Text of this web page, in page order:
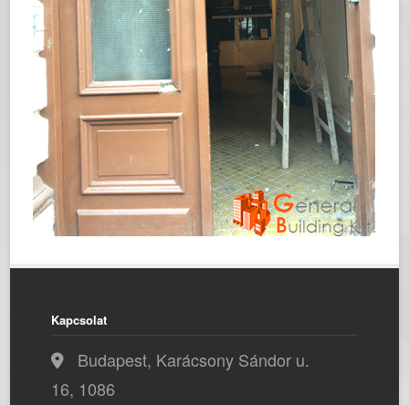
Kapcsolat
Budapest, Karácsony Sándor u.
16, 1086